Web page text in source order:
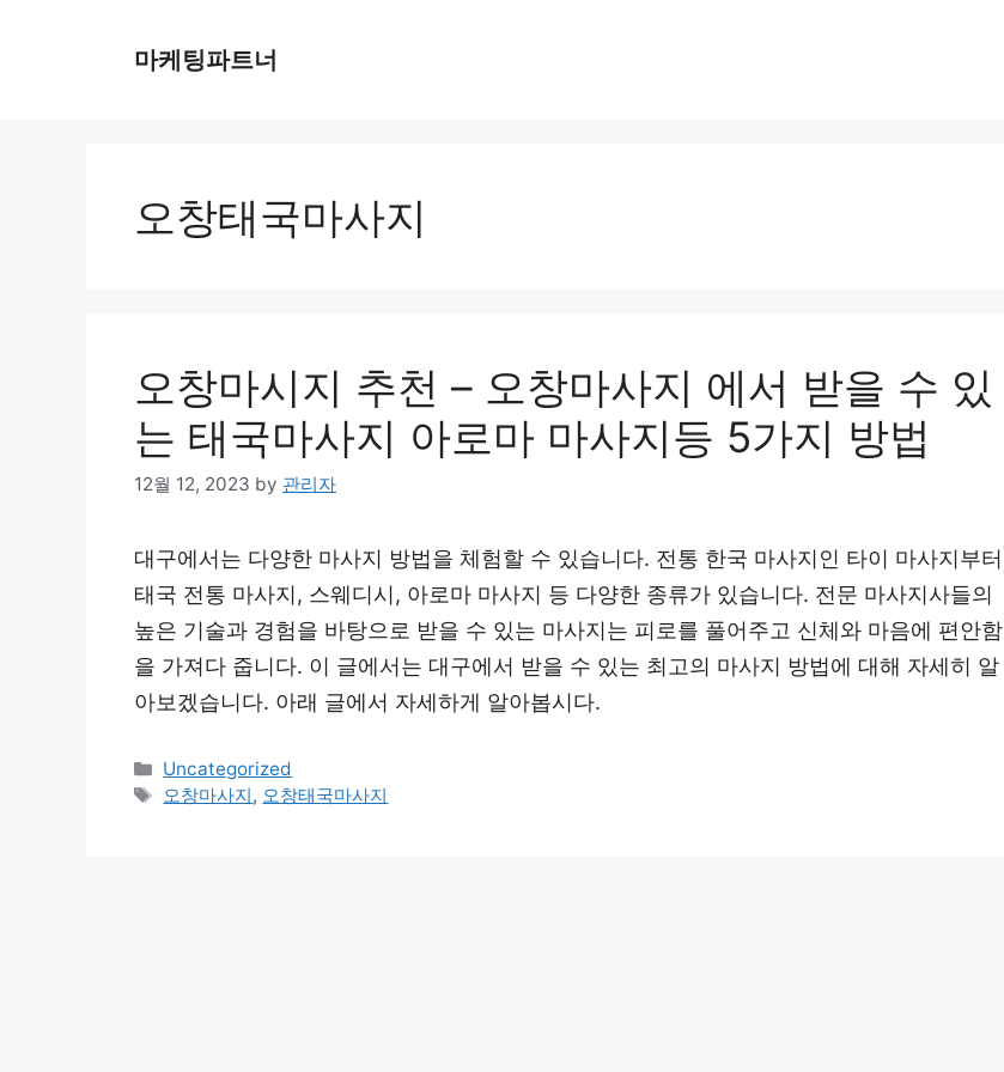
마케팅파트너
오창태국마사지
오창마시지 추천 – 오창마사지 에서 받을 수 있
는 태국마사지 아로마 마사지등 5가지 방법
12월 12, 2023 by 관리자
대구에서는 다양한 마사지 방법을 체험할 수 있습니다. 전통 한국 마사지인 타이 마사지부터
태국 전통 마사지, 스웨디시, 아로마 마사지 등 다양한 종류가 있습니다. 전문 마사지사들의
높은 기술과 경험을 바탕으로 받을 수 있는 마사지는 피로를 풀어주고 신체와 마음에 편안함
을 가져다 줍니다. 이 글에서는 대구에서 받을 수 있는 최고의 마사지 방법에 대해 자세히 알
아보겠습니다. 아래 글에서 자세하게 알아봅시다.
Categories
Uncategorized
Tags
오창마사지, 오창태국마사지